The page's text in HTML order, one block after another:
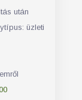
után
üzleti